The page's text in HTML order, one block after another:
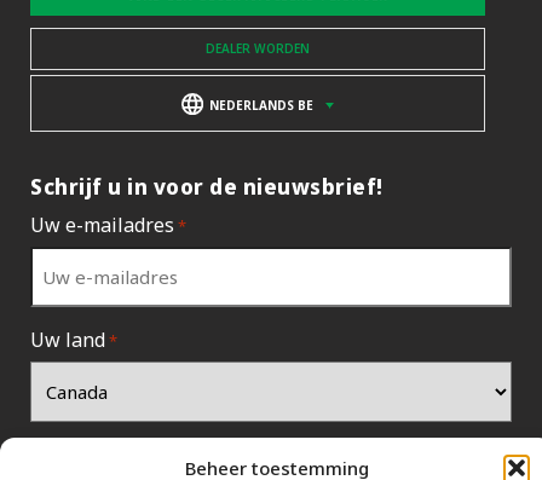
Beheer toestemming
DEALER WORDEN
NEDERLANDS BE
Schrijf u in voor de nieuwsbrief!
Uw e-mailadres *
Uw land*